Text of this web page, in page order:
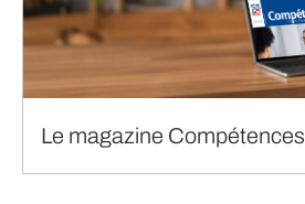
Le magazine Compétences